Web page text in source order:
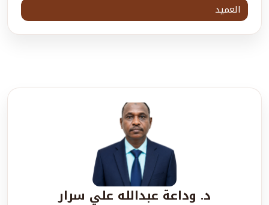
العميد
د. وداعة عبدالله علي سرار